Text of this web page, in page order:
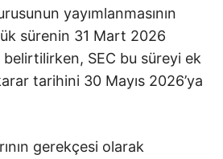
yayımlanmasının
sürenin 31 Mart 2026
SEC bu süreyi ek
tarihini 30 Mayıs 2026’ya
gerekçesi olarak